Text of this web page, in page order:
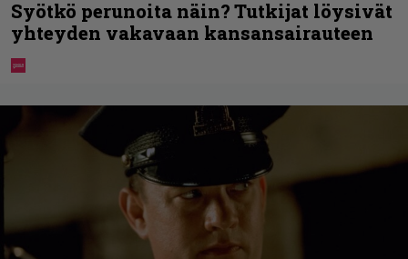
Syötkö perunoita näin? Tutkijat löysivät
yhteyden vakavaan kansansairauteen